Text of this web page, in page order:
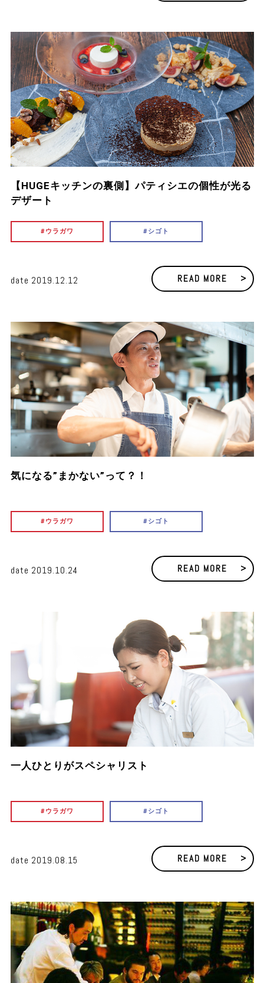
【HUGEキッチンの裏側】パティシエの個性が光る
デザート
ウラガワ シゴト
date 2019.12.12 READ MORE
気になる”まかない”って？！
ウラガワ シゴト
date 2019.10.24 READ MORE
一人ひとりがスペシャリスト
ウラガワ シゴト
date 2019.08.15 READ MORE